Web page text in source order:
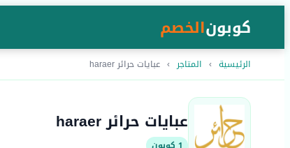
كوبونالخصم
الرئيسية › المتاجر › عبايات حرائر haraer
عبايات حرائر haraer